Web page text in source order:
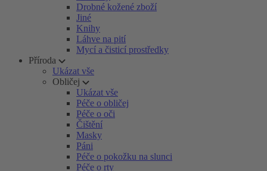
Drobné kožené zboží
Jiné
Knihy
Láhve na pití
Mycí a čisticí prostředky
Příroda
Ukázat vše
Obličej
Ukázat vše
Péče o obličej
Péče o oči
Čištění
Masky
Páni
Péče o pokožku na slunci
Péče o rty